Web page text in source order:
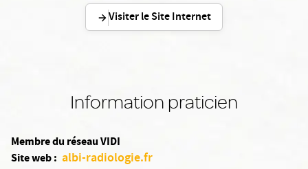
Visiter le Site Internet
Information praticien
Membre du réseau VIDI
Site web : albi-radiologie.fr